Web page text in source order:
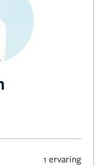
1 ervaring